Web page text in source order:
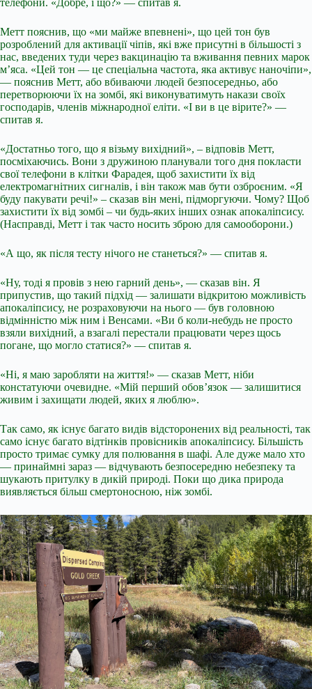
Метт пояснив, що «ми майже впевнені», що цей тон був
розроблений для активації чіпів, які вже присутні в більшості з
нас, введених туди через вакцинацію та вживання певних марок
м’яса. «Цей тон — це спеціальна частота, яка активує наночіпи»,
— пояснив Метт, або вбиваючи людей безпосередньо, або
перетворюючи їх на зомбі, які виконуватимуть накази своїх
господарів, членів міжнародної еліти. «І ви в це вірите?» —
спитав я.
«Достатньо того, що я візьму вихідний», – відповів Метт,
посміхаючись. Вони з дружиною планували того дня покласти
свої телефони в клітки Фарадея, щоб захистити їх від
електромагнітних сигналів, і він також мав бути озброєним. «Я
буду пакувати речі!» – сказав він мені, підморгуючи. Чому? Щоб
захистити їх від зомбі – чи будь-яких інших ознак апокаліпсису.
(Насправді, Метт і так часто носить зброю для самооборони.)
«А що, як після тесту нічого не станеться?» — спитав я.
«Ну, тоді я провів з нею гарний день», — сказав він. Я
припустив, що такий підхід — залишати відкритою можливість
апокаліпсису, не розраховуючи на нього — був головною
відмінністю між ним і Венсами. «Ви б коли-небудь не просто
взяли вихідний, а взагалі перестали працювати через щось
погане, що могло статися?» — спитав я.
«Ні, я маю заробляти на життя!» — сказав Метт, ніби
констатуючи очевидне. «Мій перший обов’язок — залишитися
живим і захищати людей, яких я люблю».
Так само, як існує багато видів відсторонених від реальності, так
само існує багато відтінків провісників апокаліпсису. Більшість
просто тримає сумку для полювання в шафі. Але дуже мало хто
— принаймні зараз — відчувають безпосередню небезпеку та
шукають притулку в дикій природі. Поки що дика природа
виявляється більш смертоносною, ніж зомбі.